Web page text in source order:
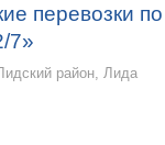
перевозки
7»
район, Лида